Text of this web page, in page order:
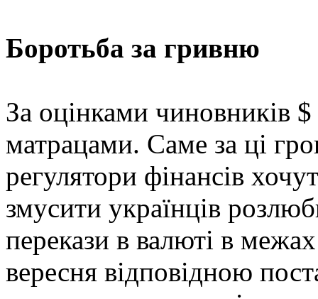
Боротьба за гривню
За оцінками чиновників
матрацами. Саме за ці
регулятори фінансів
змусити українців
перекази в валюті в
вересня відповідною